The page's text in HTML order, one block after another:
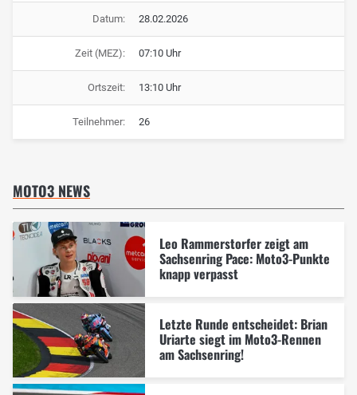
Datum: 28.02.2026
Zeit (MEZ): 07:10 Uhr
Ortszeit: 13:10 Uhr
Teilnehmer: 26
MOTO3 NEWS
Leo Rammerstorfer zeigt am
Sachsenring Pace: Moto3-Punkte
knapp verpasst
Letzte Runde entscheidet: Brian
Uriarte siegt im Moto3-Rennen
am Sachsenring!